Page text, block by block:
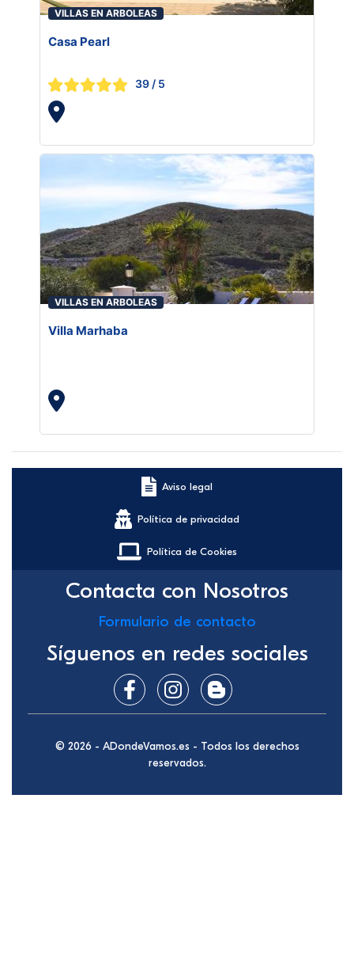
VILLAS EN ARBOLEAS
Casa Pearl
39 / 5
VILLAS EN ARBOLEAS
Villa Marhaba
Aviso legal
Política de privacidad
Política de Cookies
Contacta con Nosotros
Formulario de contacto
Síguenos en redes sociales
© 2026 - ADondeVamos.es - Todos los derechos
reservados.